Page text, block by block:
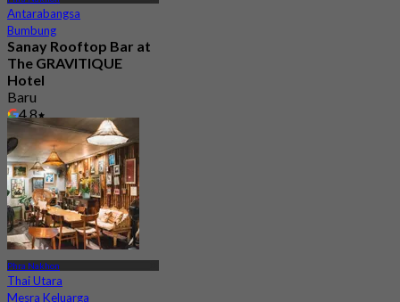
Antarabangsa
Bumbung
Sanay Rooftop Bar at
The GRAVITIQUE
Hotel
Baru
4.8
Dari฿ 530
Phra Nakhon
Thai Utara
Mesra Keluarga